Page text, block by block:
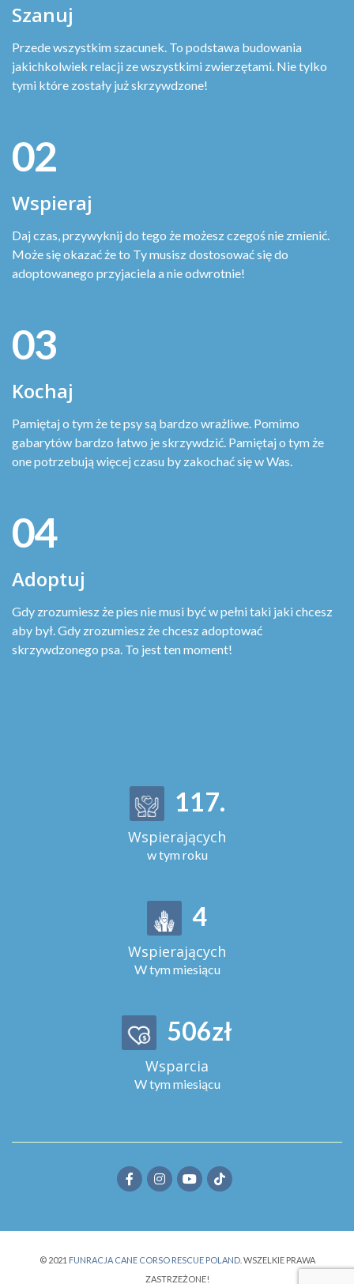
Szanuj
Przede wszystkim szacunek. To podstawa budowania
jakichkolwiek relacji ze wszystkimi zwierzętami. Nie tylko
tymi które zostały już skrzywdzone!
02
Wspieraj
Daj czas, przywyknij do tego że możesz czegoś nie zmienić.
Może się okazać że to Ty musisz dostosować się do
adoptowanego przyjaciela a nie odwrotnie!
03
Kochaj
Pamiętaj o tym że te psy są bardzo wrażliwe. Pomimo
gabarytów bardzo łatwo je skrzywdzić. Pamiętaj o tym że
one potrzebują więcej czasu by zakochać się w Was.
04
Adoptuj
Gdy zrozumiesz że pies nie musi być w pełni taki jaki chcesz
aby był. Gdy zrozumiesz że chcesz adoptować
skrzywdzonego psa. To jest ten moment!
129.
Wspierających
w tym roku
5
Wspierających
W tym miesiącu
560zł
Wsparcia
W tym miesiącu
© 2021 FUNRACJA CANE CORSO RESCUE POLAND. WSZELKIE PRAWA
ZASTRZEŻONE!